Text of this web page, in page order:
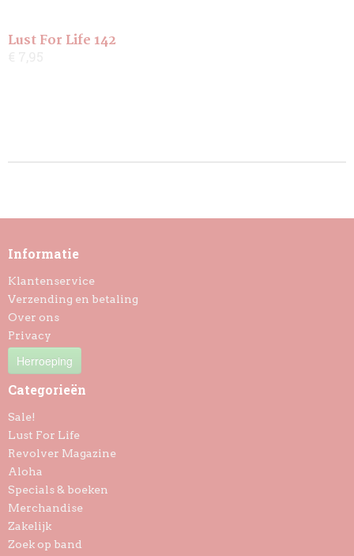
Lust For Life 142
Informatie
Klantenservice
Verzending en betaling
Over ons
Privacy
Herroeping
Categorieën
Sale!
Lust For Life
Revolver Magazine
Aloha
Specials & boeken
Merchandise
Zakelijk
Zoek op band